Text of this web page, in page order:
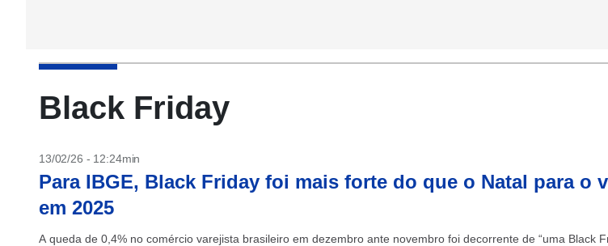
Black Friday
13/02/26 - 12:24min
Para IBGE, Black Friday foi mais forte do que o Natal para o
em 2025
A queda de 0,4% no comércio varejista brasileiro em dezembro ante novembro foi decorrente de “uma Black